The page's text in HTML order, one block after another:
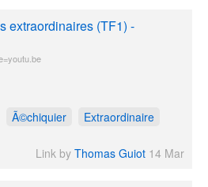
extraordinaires (TF1) -
Ã©chiquier
Extraordinaire
Link by Thomas Guiot 14 Mar